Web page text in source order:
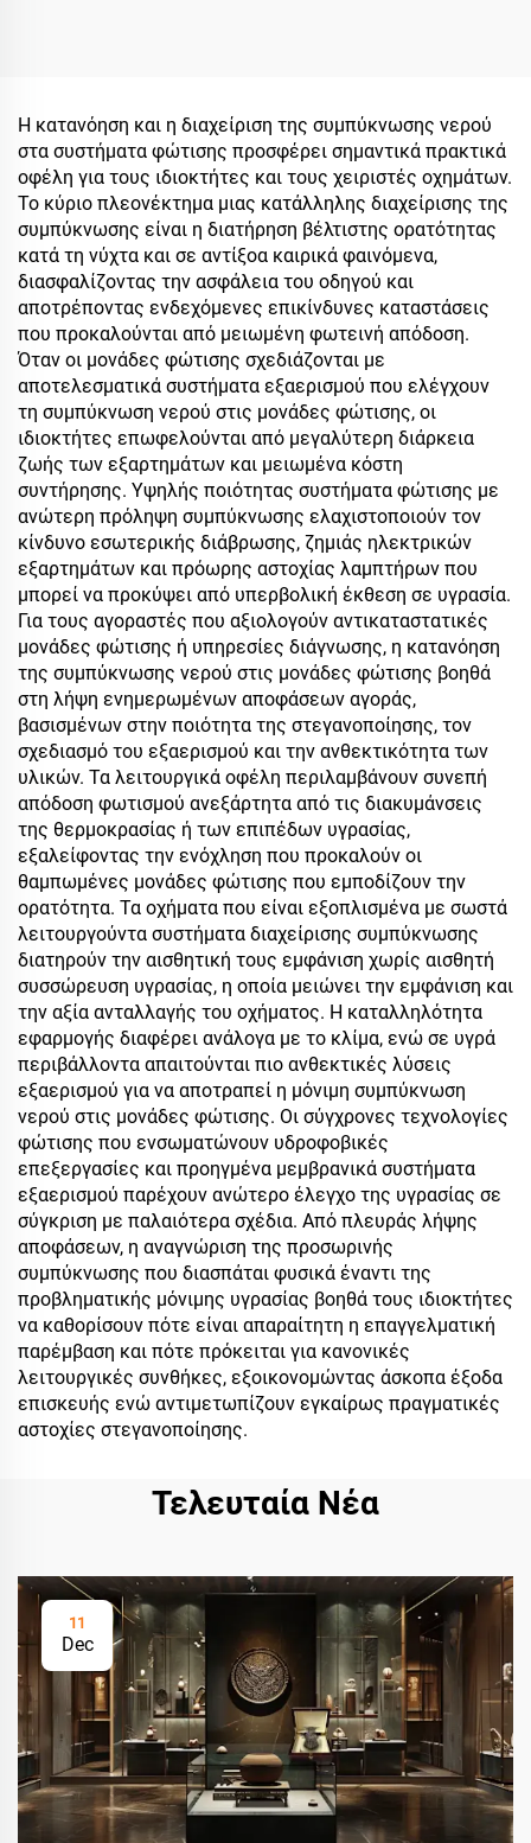
Η κατανόηση και η διαχείριση της συμπύκνωσης νερού
στα συστήματα φώτισης προσφέρει σημαντικά πρακτικά
οφέλη για τους ιδιοκτήτες και τους χειριστές οχημάτων.
Το κύριο πλεονέκτημα μιας κατάλληλης διαχείρισης της
συμπύκνωσης είναι η διατήρηση βέλτιστης ορατότητας
κατά τη νύχτα και σε αντίξοα καιρικά φαινόμενα,
διασφαλίζοντας την ασφάλεια του οδηγού και
αποτρέποντας ενδεχόμενες επικίνδυνες καταστάσεις
που προκαλούνται από μειωμένη φωτεινή απόδοση.
Όταν οι μονάδες φώτισης σχεδιάζονται με
αποτελεσματικά συστήματα εξαερισμού που ελέγχουν
τη συμπύκνωση νερού στις μονάδες φώτισης, οι
ιδιοκτήτες επωφελούνται από μεγαλύτερη διάρκεια
ζωής των εξαρτημάτων και μειωμένα κόστη
συντήρησης. Υψηλής ποιότητας συστήματα φώτισης με
ανώτερη πρόληψη συμπύκνωσης ελαχιστοποιούν τον
κίνδυνο εσωτερικής διάβρωσης, ζημιάς ηλεκτρικών
εξαρτημάτων και πρόωρης αστοχίας λαμπτήρων που
μπορεί να προκύψει από υπερβολική έκθεση σε υγρασία.
Για τους αγοραστές που αξιολογούν αντικαταστατικές
μονάδες φώτισης ή υπηρεσίες διάγνωσης, η κατανόηση
της συμπύκνωσης νερού στις μονάδες φώτισης βοηθά
στη λήψη ενημερωμένων αποφάσεων αγοράς,
βασισμένων στην ποιότητα της στεγανοποίησης, τον
σχεδιασμό του εξαερισμού και την ανθεκτικότητα των
υλικών. Τα λειτουργικά οφέλη περιλαμβάνουν συνεπή
απόδοση φωτισμού ανεξάρτητα από τις διακυμάνσεις
της θερμοκρασίας ή των επιπέδων υγρασίας,
εξαλείφοντας την ενόχληση που προκαλούν οι
θαμπωμένες μονάδες φώτισης που εμποδίζουν την
ορατότητα. Τα οχήματα που είναι εξοπλισμένα με σωστά
λειτουργούντα συστήματα διαχείρισης συμπύκνωσης
διατηρούν την αισθητική τους εμφάνιση χωρίς αισθητή
συσσώρευση υγρασίας, η οποία μειώνει την εμφάνιση και
την αξία ανταλλαγής του οχήματος. Η καταλληλότητα
εφαρμογής διαφέρει ανάλογα με το κλίμα, ενώ σε υγρά
περιβάλλοντα απαιτούνται πιο ανθεκτικές λύσεις
εξαερισμού για να αποτραπεί η μόνιμη συμπύκνωση
νερού στις μονάδες φώτισης. Οι σύγχρονες τεχνολογίες
φώτισης που ενσωματώνουν υδροφοβικές
επεξεργασίες και προηγμένα μεμβρανικά συστήματα
εξαερισμού παρέχουν ανώτερο έλεγχο της υγρασίας σε
σύγκριση με παλαιότερα σχέδια. Από πλευράς λήψης
αποφάσεων, η αναγνώριση της προσωρινής
συμπύκνωσης που διασπάται φυσικά έναντι της
προβληματικής μόνιμης υγρασίας βοηθά τους ιδιοκτήτες
να καθορίσουν πότε είναι απαραίτητη η επαγγελματική
παρέμβαση και πότε πρόκειται για κανονικές
λειτουργικές συνθήκες, εξοικονομώντας άσκοπα έξοδα
επισκευής ενώ αντιμετωπίζουν εγκαίρως πραγματικές
αστοχίες στεγανοποίησης.
Τελευταία Νέα
11
Dec